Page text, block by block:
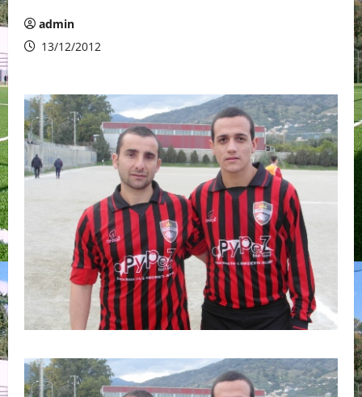
admin
13/12/2012